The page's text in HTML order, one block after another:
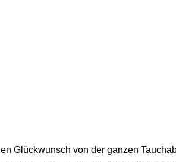
Glückwunsch von der ganzen